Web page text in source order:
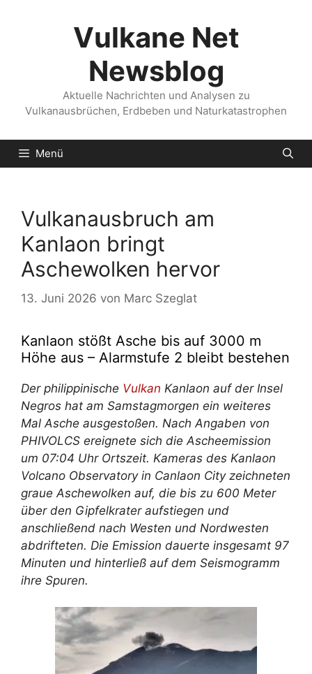
Vulkane Net
Newsblog
Aktuelle Nachrichten und Analysen zu
Vulkanausbrüchen, Erdbeben und Naturkatastrophen
Menü
Vulkanausbruch am
Kanlaon bringt
Aschewolken hervor
13. Juni 2026 von Marc Szeglat
Kanlaon stößt Asche bis auf 3000 m
Höhe aus – Alarmstufe 2 bleibt bestehen
Der philippinische Vulkan Kanlaon auf der Insel
Negros hat am Samstagmorgen ein weiteres
Mal Asche ausgestoßen. Nach Angaben von
PHIVOLCS ereignete sich die Ascheemission
um 07:04 Uhr Ortszeit. Kameras des Kanlaon
Volcano Observatory in Canlaon City zeichneten
graue Aschewolken auf, die bis zu 600 Meter
über den Gipfelkrater aufstiegen und
anschließend nach Westen und Nordwesten
abdrifteten. Die Emission dauerte insgesamt 97
Minuten und hinterließ auf dem Seismogramm
ihre Spuren.